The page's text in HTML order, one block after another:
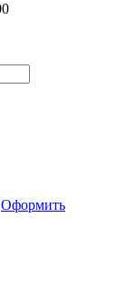
Оформить